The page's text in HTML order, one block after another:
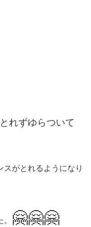
れずゆらついて
スがとれるようになり
🤗🤗🤗